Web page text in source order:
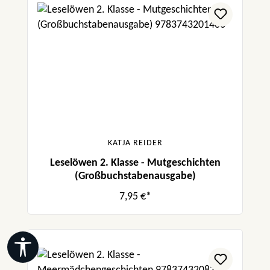
KATJA REIDER
Leselöwen 2. Klasse - Mutgeschichten
(Großbuchstabenausgabe)
7,95 €*
Werkzeugleiste anzeigen